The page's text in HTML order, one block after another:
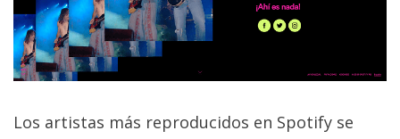
Los artistas más reproducidos en Spotify se